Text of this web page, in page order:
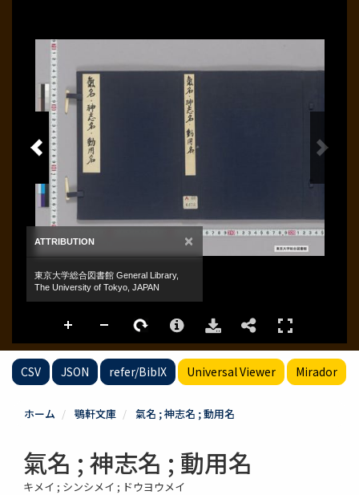
CSV JSON refer/BibIX Universal Viewer Mirador
ホーム 鶚軒文庫 氣名 ; 神志名 ; 動用名
氣名 ; 神志名 ; 動用名
キメイ ; シンシメイ ; ドウヨウメイ